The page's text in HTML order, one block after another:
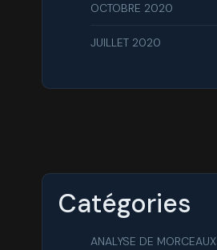
OCTOBRE 2020
JUILLET 2020
Catégories
ANALYSE DE MORCEAUX